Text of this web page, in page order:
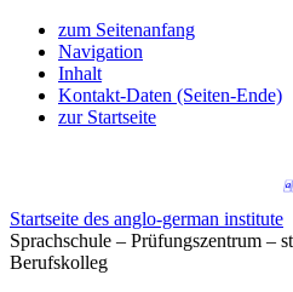
zum Seitenanfang
Navigation
Inhalt
Kontakt-Daten (Seiten-Ende)
zur Startseite
Startseite des anglo-german institute
Sprachschule – Prüfungszentrum –
Berufskolleg